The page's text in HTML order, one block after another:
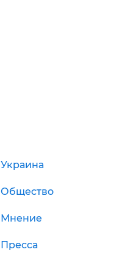
Украина
Общество
Мнение
Пресса